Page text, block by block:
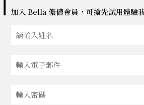
加入 Bella 儂儂會員，可搶先試用體驗